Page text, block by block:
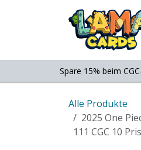
Zum Inhalt springen
Spare 15% beim
Alle Produkte
2025 One
111 CGC 10